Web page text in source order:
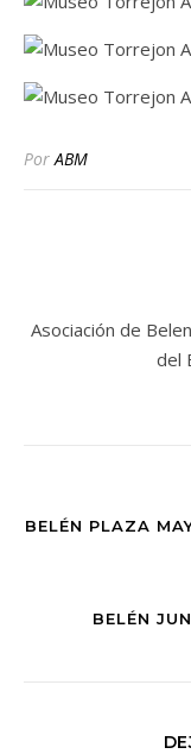
PorABM
Asociación de
del
BELÉN PLAZA
BELÉN